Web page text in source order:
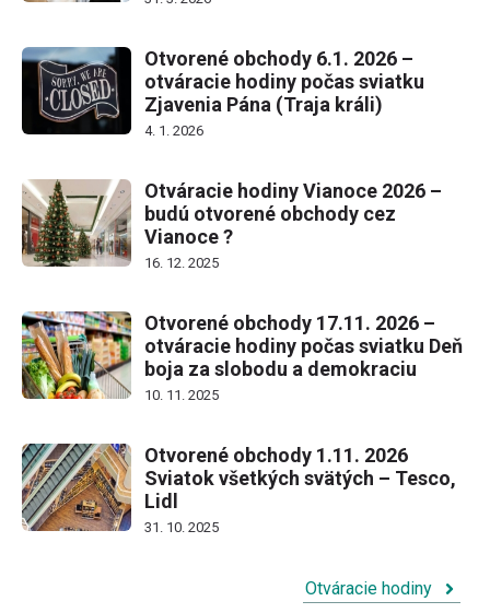
Otvorené obchody 6.1. 2026 –
otváracie hodiny počas sviatku
Zjavenia Pána (Traja králi)
4. 1. 2026
Otváracie hodiny Vianoce 2026 –
budú otvorené obchody cez
Vianoce ?
16. 12. 2025
Otvorené obchody 17.11. 2026 –
otváracie hodiny počas sviatku Deň
boja za slobodu a demokraciu
10. 11. 2025
Otvorené obchody 1.11. 2026
Sviatok všetkých svätých – Tesco,
Lidl
31. 10. 2025
Otváracie hodiny